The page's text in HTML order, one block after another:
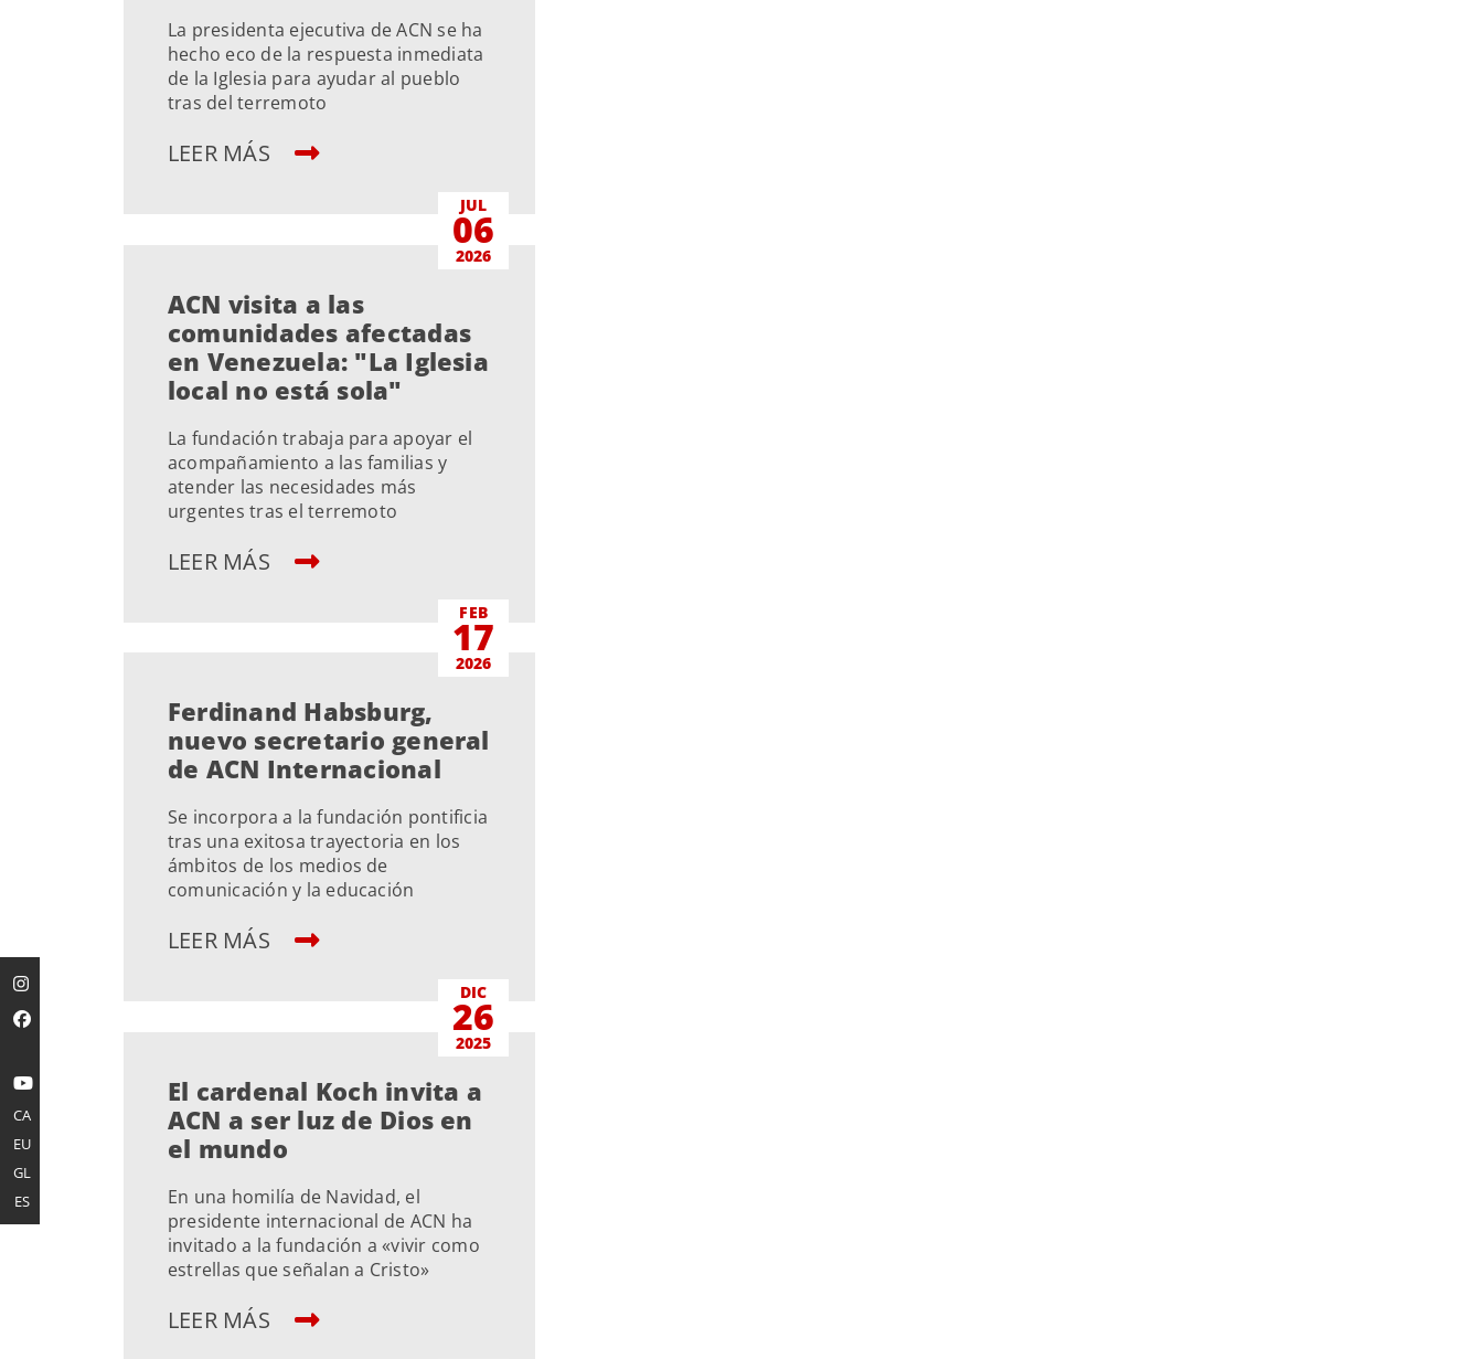
La presidenta ejecutiva de ACN se ha
hecho eco de la respuesta inmediata
de la Iglesia para ayudar al pueblo
tras del terremoto
LEER MÁS
JUL
06
2026
ACN visita a las
comunidades afectadas
en Venezuela: "La Iglesia
local no está sola"
La fundación trabaja para apoyar el
acompañamiento a las familias y
atender las necesidades más
urgentes tras el terremoto
LEER MÁS
FEB
17
2026
Ferdinand Habsburg,
nuevo secretario general
de ACN Internacional
Se incorpora a la fundación pontificia
tras una exitosa trayectoria en los
ámbitos de los medios de
comunicación y la educación
LEER MÁS
DIC
26
2025
El cardenal Koch invita a
ACN a ser luz de Dios en
el mundo
En una homilía de Navidad, el
presidente internacional de ACN ha
invitado a la fundación a «vivir como
estrellas que señalan a Cristo»
LEER MÁS
CA
EU
GL
ES